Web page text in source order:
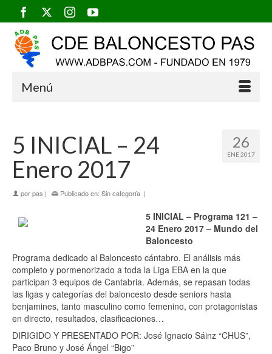
Menú
26
ENE 2017
5 INICIAL – 24
Enero 2017
porpas | Publicado en: Sin categoría |
5 INICIAL – Programa 121 –
24 Enero 2017 – Mundo del
Baloncesto
Programa dedicado al Baloncesto cántabro. El análisis más
completo y pormenorizado a toda la Liga EBA en la que
participan 3 equipos de Cantabria. Además, se repasan todas
las ligas y categorías del baloncesto desde seniors hasta
benjamines, tanto masculino como femenino, con protagonistas
en directo, resultados, clasificaciones…
DIRIGIDO Y PRESENTADO POR: José Ignacio Sáinz “CHUS”,
Paco Bruno y José Ángel “Bigo”